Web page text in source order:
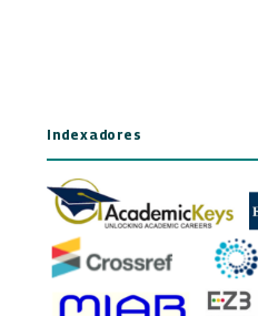
Indexadores